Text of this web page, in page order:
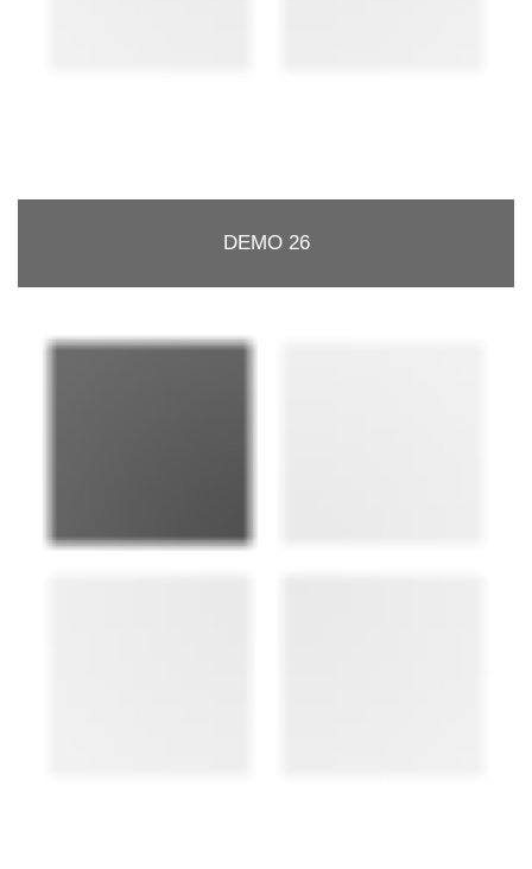
DEMO 26